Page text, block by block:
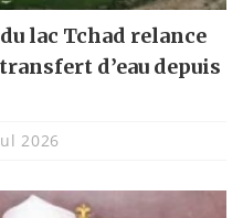
lac Tchad relance
d’eau depuis
2026